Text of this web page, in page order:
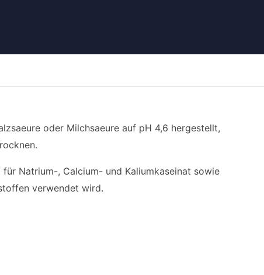
oder Milchsaeure auf pH 4,6 hergestellt,
Natrium-, Calcium- und Kaliumkaseinat sowie
verwendet wird.